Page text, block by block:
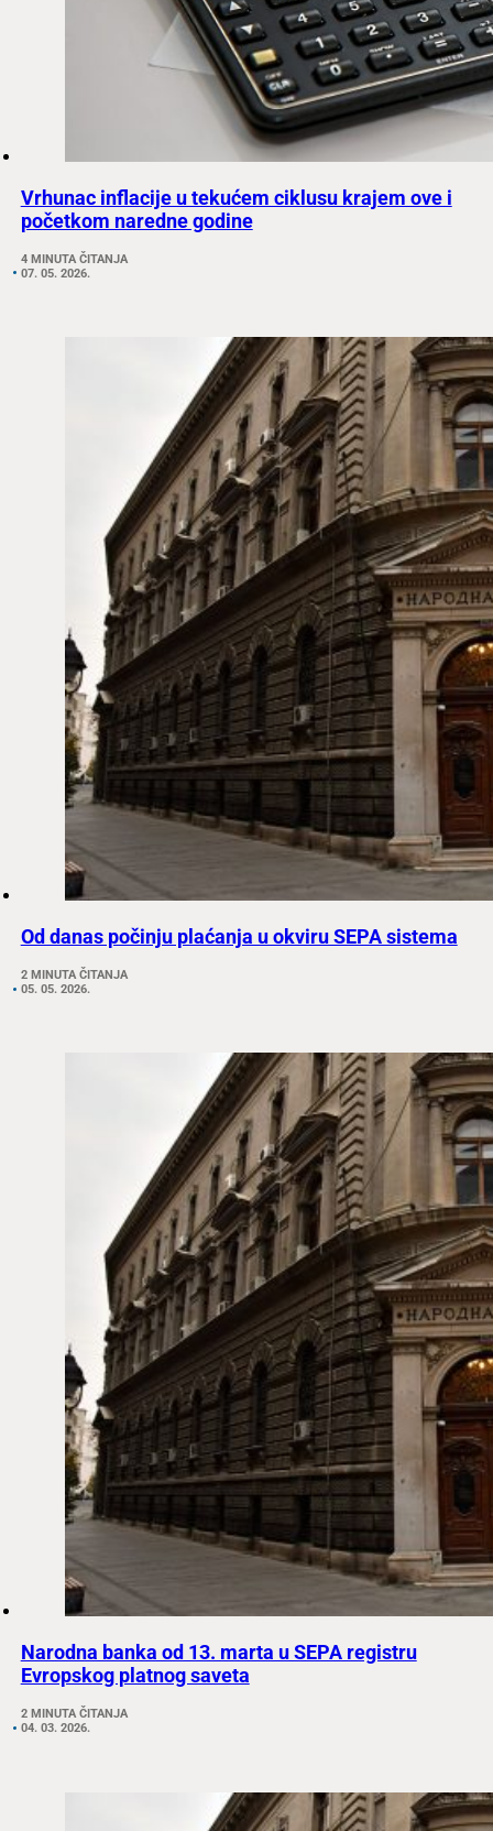
Vrhunac inflacije u tekućem ciklusu krajem ove i
početkom naredne godine
4 MINUTA ČITANJA
07. 05. 2026.
Od danas počinju plaćanja u okviru SEPA sistema
2 MINUTA ČITANJA
05. 05. 2026.
Narodna banka od 13. marta u SEPA registru
Evropskog platnog saveta
2 MINUTA ČITANJA
04. 03. 2026.